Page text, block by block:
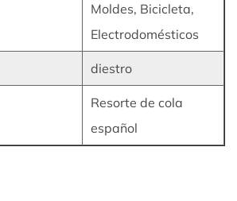
Moldes, Bicicleta,
Electrodomésticos
diestro
Resorte de cola
español